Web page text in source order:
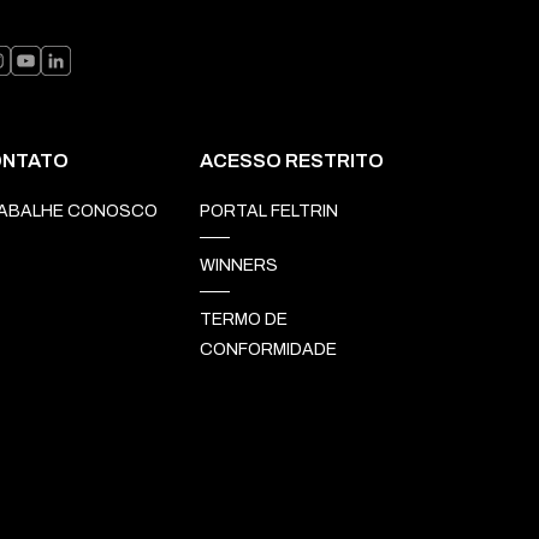
CONOSCO
ACESSO RESTRITO
PORTAL FELTRIN
WINNERS
TERMO DE
CONFORMIDADE